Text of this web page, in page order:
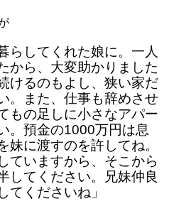
らしてくれた娘に。一人
から、大変助かりました
けるのもよし、狭い家だ
。また、仕事も辞めさせ
もの足しに小さなアパー
。預金の1000万円は息
妹に渡すのを許してね。
ていますから、そこから
してください。兄妹仲良
てくださいね」